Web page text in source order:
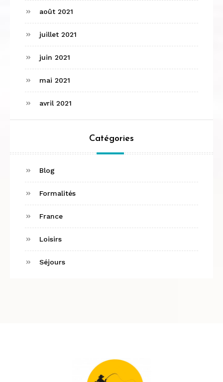
août 2021
juillet 2021
juin 2021
mai 2021
avril 2021
Catégories
Blog
Formalités
France
Loisirs
Séjours